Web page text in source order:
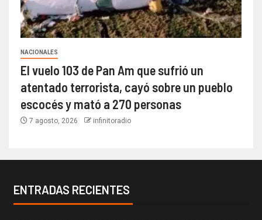
NACIONALES
El vuelo 103 de Pan Am que sufrió un
atentado terrorista, cayó sobre un pueblo
escocés y mató a 270 personas
7 agosto, 2026 infinitoradio
ENTRADAS RECIENTES